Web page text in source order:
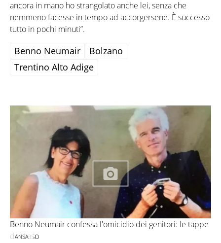
ancora in mano ho strangolato anche lei, senza che
nemmeno facesse in tempo ad accorgersene. È successo
tutto in pochi minuti”.
Benno Neumair
Bolzano
Trentino Alto Adige
ANSA
Benno Neumair confessa l'omicidio dei genitori: le tappe
del caso